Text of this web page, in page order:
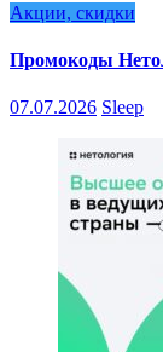
Акции, скидки
Промокоды
07.07.2026 Sleep